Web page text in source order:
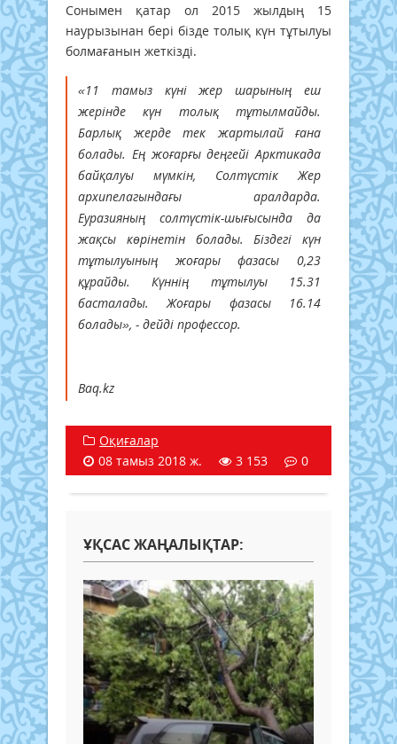
Сонымен қатар ол 2015 жылдың 15
наурызынан бері бізде толық күн тұтылуы
болмағанын жеткізді.
«11 тамыз күні жер шарының еш
жерінде күн толық тұтылмайды.
Барлық жерде тек жартылай ғана
болады. Ең жоғарғы деңгейі Арктикада
байқалуы мүмкін, Солтүстік Жер
архипелагындағы аралдарда.
Еуразияның солтүстік-шығысында да
жақсы көрінетін болады. Біздегі күн
тұтылуының жоғары фазасы 0,23
құрайды. Күннің тұтылуы 15.31
басталады. Жоғары фазасы 16.14
болады», - дейді профессор.
Baq.kz
Оқиғалар
08 тамыз 2018 ж.
3 153 0
ҰҚСАС ЖАҢАЛЫҚТАР: